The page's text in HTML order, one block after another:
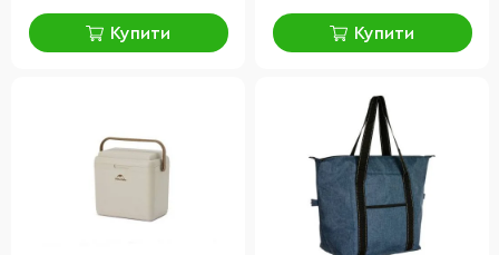
Купити Купити